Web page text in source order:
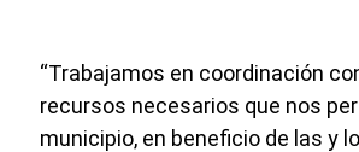
“Trabajamos en coordinación
recursos necesarios que nos
municipio, en beneficio de las y